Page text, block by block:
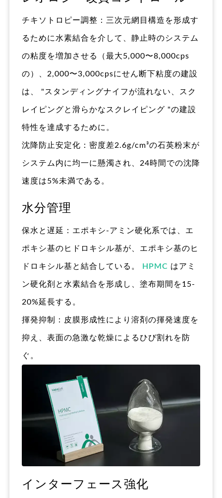
チキソトロピー調整：三次元網目構造を形成す
るために水素結合を介して、静止時のシステム
の粘度を増加させる（最大5,000〜8,000cps
の）、2,000〜3,000cpsにせん断下粘度の建設
は、 "スタンディングナイフが流れない、スク
レイピングと滑らかなスクレイピング "の建設
特性を達成するために。
沈降防止安定化：密度差2.6g/cm³の石英粉末が
システム内に均一に懸濁され、24時間での沈降
速度は5%未満である。
水分管理
保水と遅延：エポキシ-アミン硬化系では、エ
ポキシ基のヒドロキシル基が、エポキシ基のヒ
ドロキシル基と結合している。 HPMC はアミ
ン硬化剤と水素結合を形成し、塗布期間を15-
20%延長する。
揮発抑制：皮膜形成性により溶剤の揮発速度を
抑え、表面の急激な乾燥によるひび割れを防
ぐ。
インターフェース強化